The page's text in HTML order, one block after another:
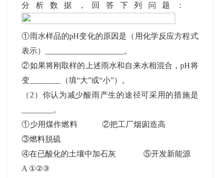
分析数据，回答下列问题：
①雨水样品的pH变化的原因是（用化学反应方程式
表示）____________________。
②如果将刚取样的上述雨水和自来水相混合，pH将
变________（填“大”或“小”）。
（2）你认为减少酸雨产生的途径可采用的措施是
________。
①少用煤作燃料 ②把工厂烟囱造高
③燃料脱硫
④在已酸化的土壤中加石灰 ⑤开发新能源
A ①②③